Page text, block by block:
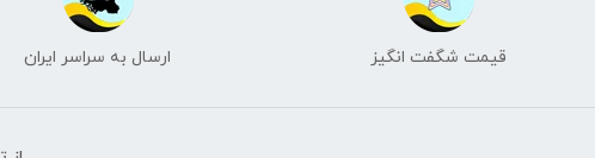
قیمت شگفت انگیز ارسال به سراسر ایران